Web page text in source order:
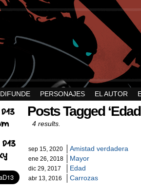
DIFUNDE PERSONAJES EL AUTOR
Posts Tagged
4 results.
sep 15, 2020 Amistad verdadera
ene 26, 2018 Mayor
dic 29, 2017 Edad
abr 13, 2016 Carrozas